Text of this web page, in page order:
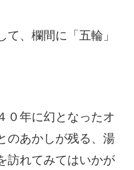
て、欄間に「五輪」
０年に幻となったオ
のあかしが残る、湯
訪れてみてはいかが